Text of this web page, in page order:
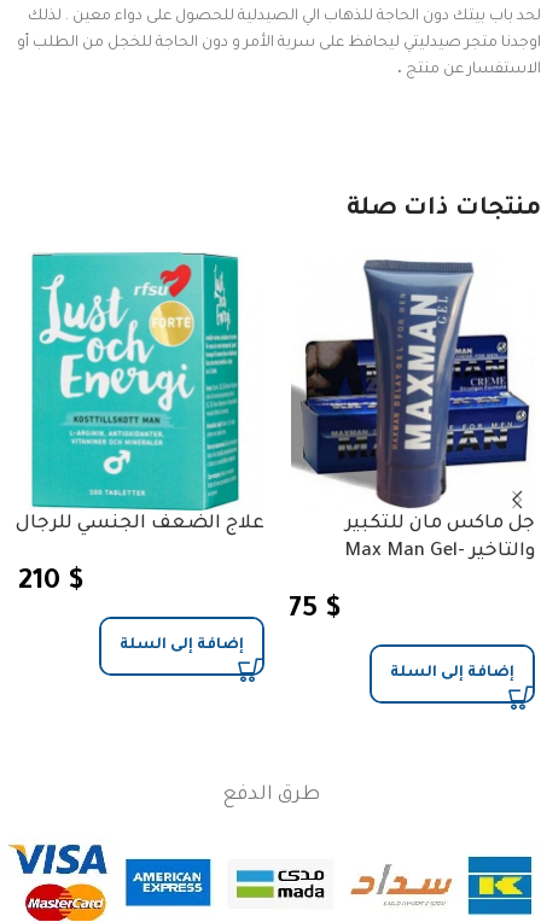
لحد باب بيتك دون الحاجة للذهاب الي الصيدلية للحصول على دواء معين . لذلك
اوجدنا متجر صيدليتي ليحافظ على سرية الأمر و دون الحاجة للخجل من الطلب أو
الاستفسار عن منتج .
منتجات ذات صلة
جل ماكس مان للتكبير
والتاخير -Max Man Gel
75 $
إضافة إلى السلة
علاج الضعف الجنسي للرجال
210 $
إضافة إلى السلة
طرق الدفع